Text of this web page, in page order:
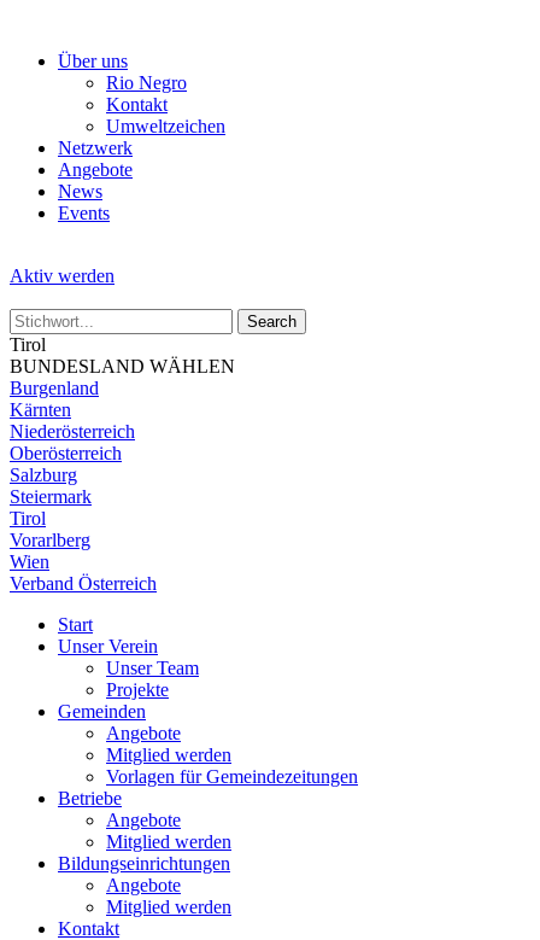
Über uns
Rio Negro
Kontakt
Umweltzeichen
Netzwerk
Angebote
News
Events
Aktiv werden
Tirol
BUNDESLAND WÄHLEN
Burgenland
Kärnten
Niederösterreich
Oberösterreich
Salzburg
Steiermark
Tirol
Vorarlberg
Wien
Verband Österreich
Start
Unser Verein
Unser Team
Projekte
Gemeinden
Angebote
Mitglied werden
Vorlagen für Gemeindezeitungen
Betriebe
Angebote
Mitglied werden
Bildungseinrichtungen
Angebote
Mitglied werden
Kontakt